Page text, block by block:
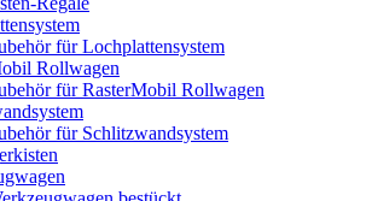
für Lochplattensystem
Rollwagen
für RasterMobil Rollwagen
für Schlitzwandsystem